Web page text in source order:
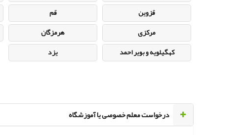
قزوین
قم
مرکزی
هرمزگان
کهگیلویه و بویر احمد
یزد
‌درخواست معلم خصوصی یا آموزشگاه